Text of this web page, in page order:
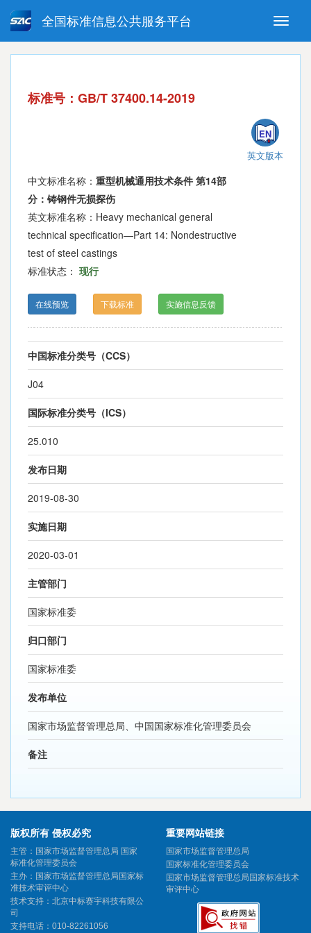
Toggle
全国标准信息公共服务平台
强制性国家标准 推荐性国家标准
指导性技术文件 (National standards in foreign
language version)
标准号：GB/T 37400.14-2019
EN
英文版本
中文标准名称： 重型机械通用技术条件 第14部
分：铸钢件无损探伤
英文标准名称：Heavy mechanical general
technical specification—Part 14: Nondestructive
test of steel castings
标准状态： 现行
在线预览 下载标准 实施信息反馈
中国标准分类号（CCS）
J04
国际标准分类号（ICS）
25.010
发布日期
2019-08-30
实施日期
2020-03-01
主管部门
国家标准委
归口部门
国家标准委
发布单位
国家市场监督管理总局、中国国家标准化管理委员会
备注
版权所有 侵权必究
主管：国家市场监督管理总局 国家
标准化管理委员会
主办：国家市场监督管理总局国家标
准技术审评中心
技术支持：北京中标赛宇科技有限公
司
支持电话：010-82261056
重要网站链接
国家市场监督管理总局
国家标准化管理委员会
国家市场监督管理总局国家标准技术
审评中心